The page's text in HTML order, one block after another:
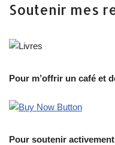
Soutenir mes
Pour m’offrir un café et
Pour soutenir